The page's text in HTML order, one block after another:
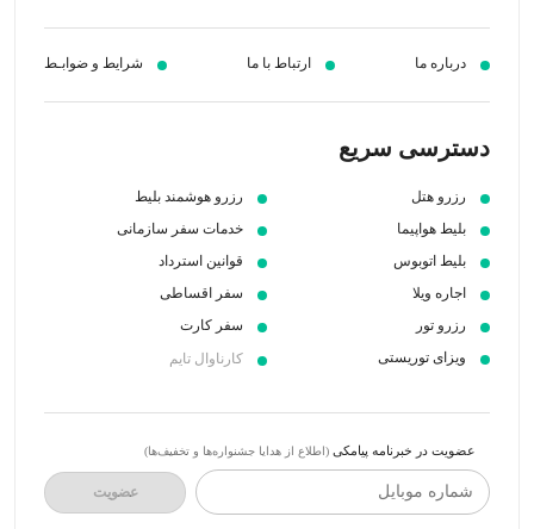
درباره ما ارتباط با ما شرایط و ضوابـط
دسترسی سریع
رزرو هتل
بلیط هواپیما
بلیط اتوبوس
اجاره ویلا
رزرو تور
ویزای توریستی
رزرو هوشمند بلیط
خدمات سفر سازمانی
قوانین استرداد
سفر اقساطی
سفر کارت
کارناوال تایم
عضویت در خبرنامه پیامکی (اطلاع از هدایا جشنواره‌ها و تخفیف‌ها)
شماره موبایل عضویت